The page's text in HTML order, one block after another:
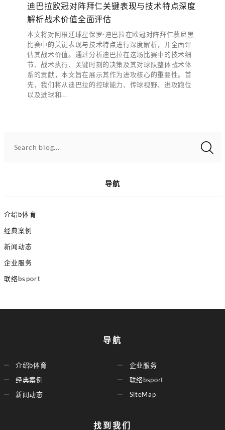
迪巴拉欧冠对阵拜仁关键表现与技术特点深度
解析战术价值全面评估
本文将对阿根廷球星保罗·迪巴拉在欧冠对阵拜仁慕尼黑
比赛中的关键表现与技术特点进行深度解析，并全面评
估其战术价值。通过分析迪巴拉在这场比赛中的技术细
节、战术执行、关键时刻的决策及其对球队整体战术体
系的贡献，本文旨在展示其作为进攻核心的重要性。首
先，我们将从迪巴拉的控球能力、传球视野、进攻跑位
以及进球和...
Search blog...
导航
介绍b体育
经典案例
新闻动态
企业服务
联络bsport
导航
介绍b体育
经典案例
新闻动态
企业服务
联络bsport
SiteMap
找到我们